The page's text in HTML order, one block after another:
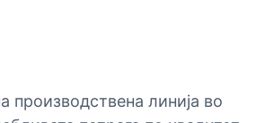
производствена линија во